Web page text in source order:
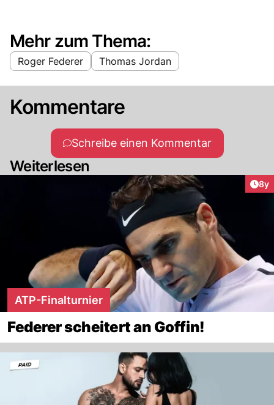
Mehr zum Thema:
Roger Federer Thomas Jordan
Kommentare
Schreibe einen Kommentar
Weiterlesen
8y
ATP-Finalturnier
Federer scheitert an Goffin!